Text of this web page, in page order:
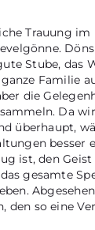
Trauung im
Stube, das
Familie
die
Da
überhaupt,
besser
ist, den
gesamte
den so eine